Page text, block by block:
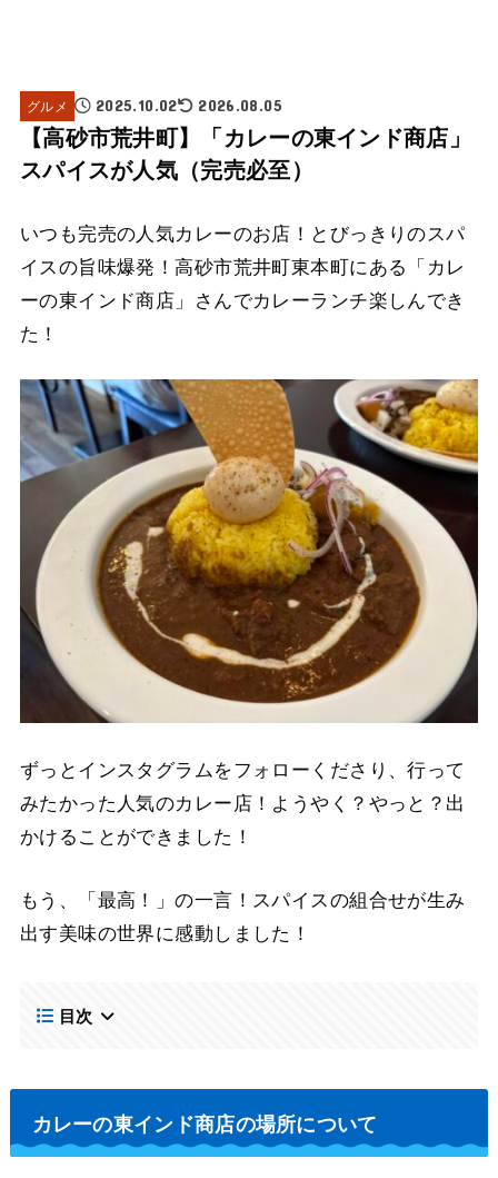
グルメ 2025.10.02 2026.08.05
【高砂市荒井町】「カレーの東インド商店」
スパイスが人気（完売必至）
いつも完売の人気カレーのお店！とびっきりのスパ
イスの旨味爆発！高砂市荒井町東本町にある「カレ
ーの東インド商店」さんでカレーランチ楽しんでき
た！
ずっとインスタグラムをフォローくださり、行って
みたかった人気のカレー店！ようやく？やっと？出
かけることができました！
もう、「最高！」の一言！スパイスの組合せが生み
出す美味の世界に感動しました！
目次
カレーの東インド商店の場所について